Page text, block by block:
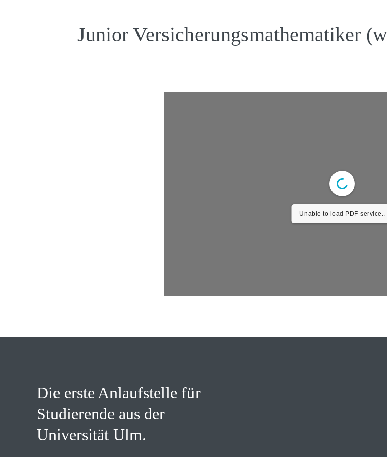
Junior Versicherungsmathematiker
Unable to load PDF service..
Die erste Anlaufstelle für
Studierende aus der
Universität Ulm.